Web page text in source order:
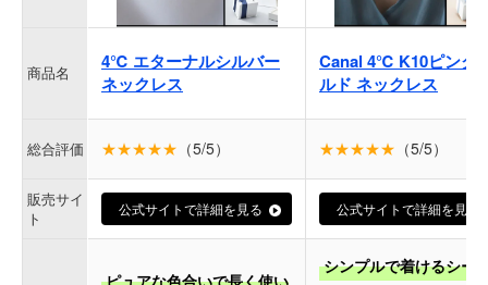
商品名
4℃ エターナルシルバー
ネックレス
Canal 4℃ K10ピンク
ルド ネックレス
総合評価 ★★★★★ （5/5） ★★★★★ （5/5）
販売サイ
ト
公式サイトで詳細を見る 公式サイトで詳細を見る
シンプルで着けるシー